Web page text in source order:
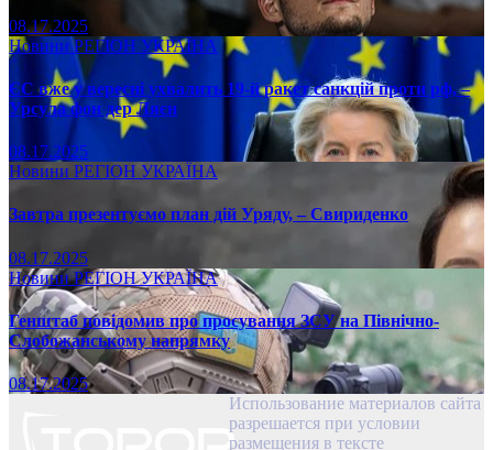
08.17.2025
НовиниРЕГІОН УКРАЇНА
ЄС вже у вересні ухвалить 19-й ракет санкцій проти рф, –
Урсула фон дер Ляєн
08.17.2025
Новини РЕГІОН УКРАЇНА
Завтра презентуємо план дій Уряду, – Свириденко
08.17.2025
НовиниРЕГІОНУКРАЇНА
Генштаб повідомив про просування ЗСУ на Північно-
Слобожанському напрямку
08.17.2025
Использование материалов сайта
разрешается при условии
размещения в тексте